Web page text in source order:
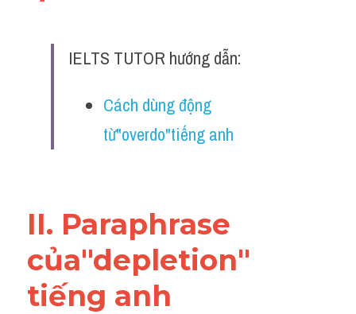
Đề thi thật Task 2
IELTS TUTOR hướng dẫn:
Cách dùng động
từ"overdo"tiếng anh
II. Paraphrase
của"depletion"
tiếng anh